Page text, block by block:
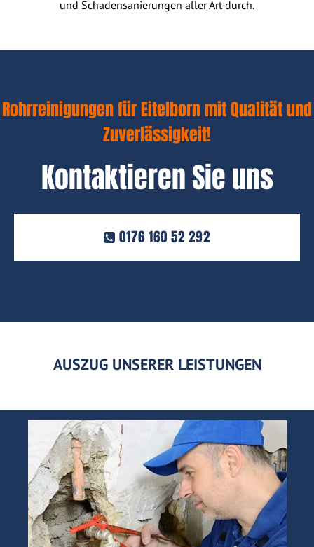
und Schadensanierungen aller Art durch.
Rohrreinigungen für Eitelborn mit Qualität und
Zuverlässigkeit!
Kontaktieren Sie uns
0176 160 52 292
AUSZUG UNSERER LEISTUNGEN